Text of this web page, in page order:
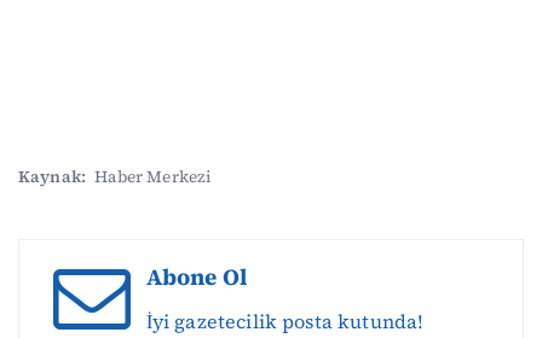
Kaynak: Haber Merkezi
Abone Ol
İyi gazetecilik posta kutunda!